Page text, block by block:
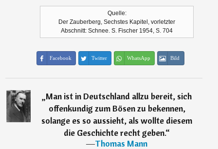
Quelle:
Der Zauberberg, Sechstes Kapitel, vorletzter
Abschnitt: Schnee. S. Fischer 1954, S. 704
Facebook Twitter WhatsApp Bild
„Man ist in Deutschland allzu bereit, sich
offenkundig zum Bösen zu bekennen,
solange es so aussieht, als wollte diesem
die Geschichte recht geben.“
―Thomas Mann